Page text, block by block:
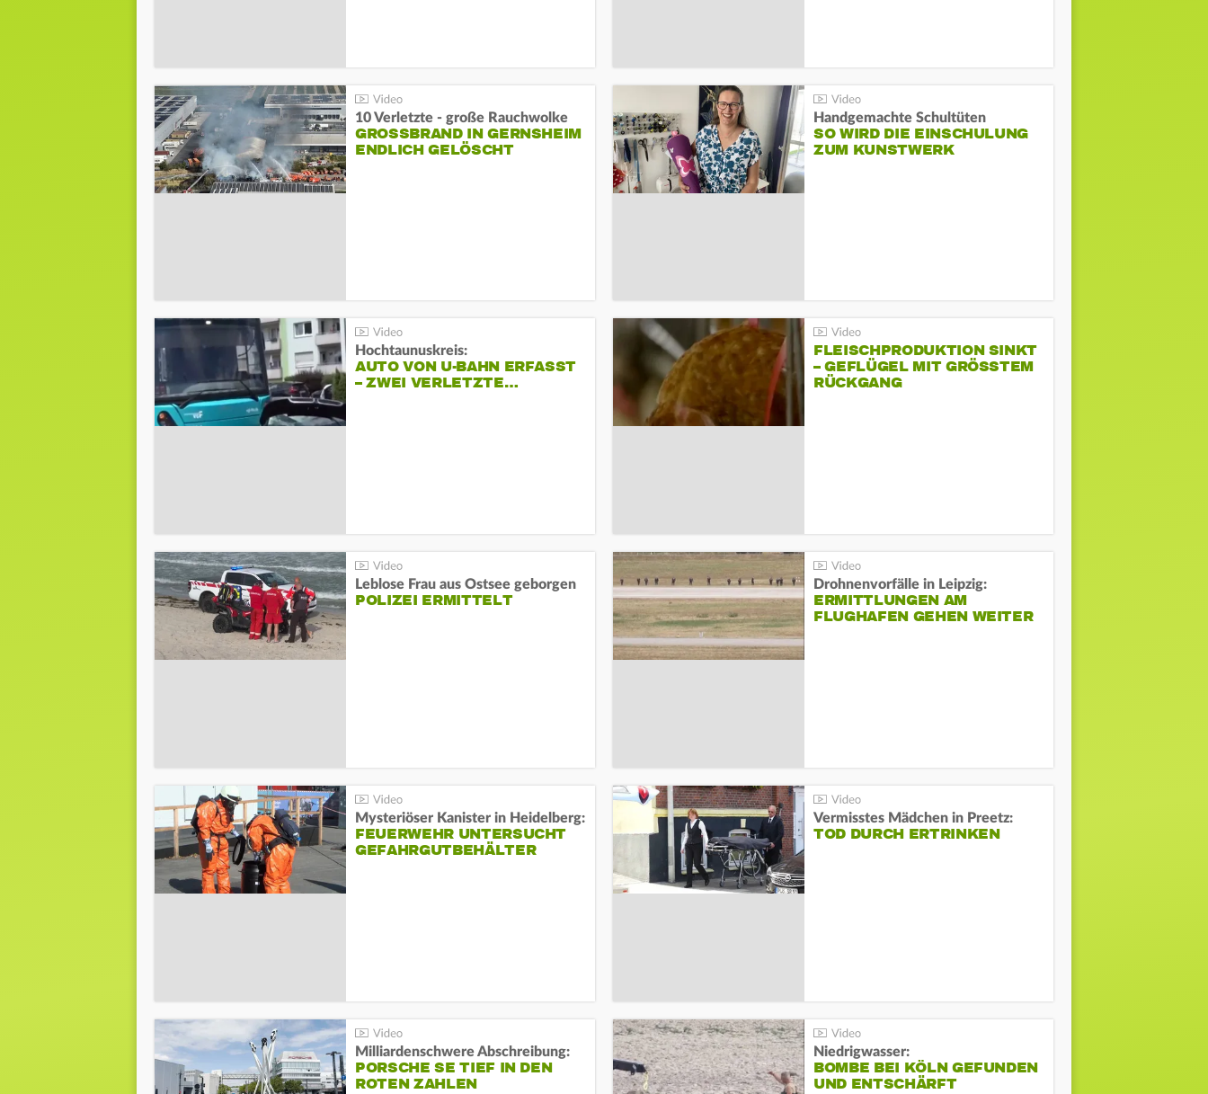
10 Verletzte - große Rauchwolke
GROSSBRAND IN GERNSHEIM E
NDLICH GELÖSCHT
Handgemachte Schultüten
SO WIRD DIE EINSCHULUNG
ZUM KUNSTWERK
Hochtaunuskreis:
AUTO VON U-BAHN ERFASST
– ZWEI VERLETZTE…
FLEISCHPRODUKTION SINKT
– GEFLÜGEL MIT GRÖSSTEM R
ÜCKGANG
Leblose Frau aus Ostsee geborgen
POLIZEI ERMITTELT
Drohnenvorfälle in Leipzig:
ERMITTLUNGEN AM
FLUGHAFEN GEHEN WEITER
Mysteriöser Kanister in Heidelberg:
FEUERWEHR UNTERSUCHT
GEFAHRGUTBEHÄLTER
Vermisstes Mädchen in Preetz:
TOD DURCH ERTRINKEN
Milliardenschwere Abschreibung:
PORSCHE SE TIEF IN DEN
ROTEN ZAHLEN
Niedrigwasser:
BOMBE BEI KÖLN GEFUNDEN
UND ENTSCHÄRFT